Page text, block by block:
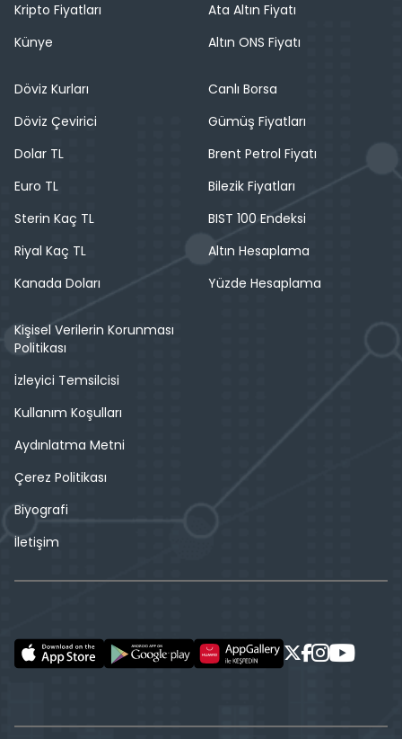
Kripto Fiyatları
Künye
Ata Altın Fiyatı
Altın ONS Fiyatı
Döviz Kurları
Döviz Çevirici
Dolar TL
Euro TL
Sterin Kaç TL
Riyal Kaç TL
Kanada Doları
Canlı Borsa
Gümüş Fiyatları
Brent Petrol Fiyatı
Bilezik Fiyatları
BIST 100 Endeksi
Altın Hesaplama
Yüzde Hesaplama
Kişisel Verilerin Korunması
Politikası
İzleyici Temsilcisi
Kullanım Koşulları
Aydınlatma Metni
Çerez Politikası
Biyografi
İletişim